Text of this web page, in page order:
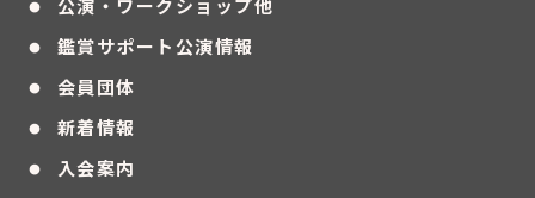
公演・ワークショップ他
・ 鑑賞サポート公演情報
・ 会員団体
・ 新着情報
・ 入会案内